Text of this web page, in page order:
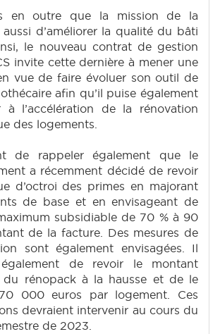
en outre que la mission de la
aussi d’améliorer la qualité du bâti
le nouveau contrat de gestion
invite cette dernière à mener une
vue de faire évoluer son outil de
afin qu’il puise également
à l’accélération de la rénovation
des logements.
de rappeler également que le
a récemment décidé de revoir
d’octroi des primes en majorant
de base et en envisageant de
subsidiable de 70 % à 90
de la facture. Des mesures de
sont également envisagées. Il
également de revoir le montant
du rénopack à la hausse et de le
000 euros par logement. Ces
devraient intervenir au cours du
de 2023.